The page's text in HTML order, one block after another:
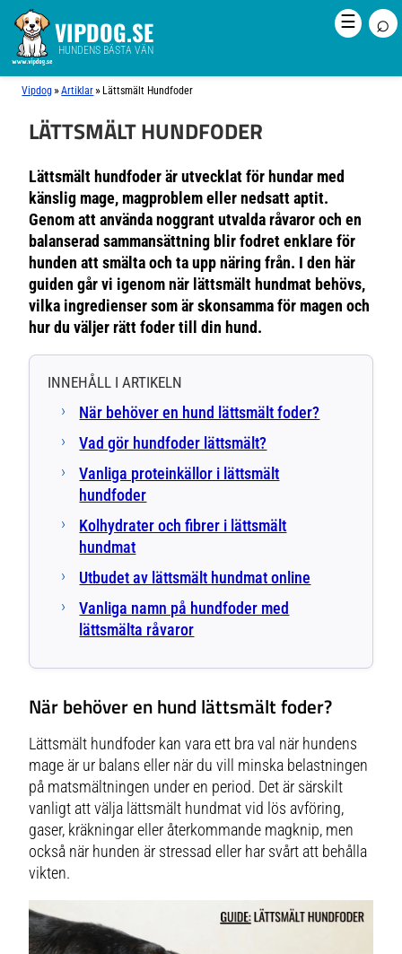
VIPDOG.SE
HUNDENS BÄSTA VÄN
☰ ⌕
Vipdog »Artiklar » Lättsmält Hundfoder
LÄTTSMÄLT HUNDFODER
Lättsmält hundfoder är utvecklat för hundar med
känslig mage, magproblem eller nedsatt aptit.
Genom att använda noggrant utvalda råvaror och en
balanserad sammansättning blir fodret enklare för
hunden att smälta och ta upp näring från. I den här
guiden går vi igenom när lättsmält hundmat behövs,
vilka ingredienser som är skonsamma för magen och
hur du väljer rätt foder till din hund.
INNEHÅLL I ARTIKELN
När behöver en hund lättsmält foder?
Vad gör hundfoder lättsmält?
Vanliga proteinkällor i lättsmält
hundfoder
Kolhydrater och fibrer i lättsmält
hundmat
Utbudet av lättsmält hundmat online
Vanliga namn på hundfoder med
lättsmälta råvaror
När behöver en hund lättsmält foder?
Lättsmält hundfoder kan vara ett bra val när hundens
mage är ur balans eller när du vill minska belastningen
på matsmältningen under en period. Det är särskilt
vanligt att välja lättsmält hundmat vid lös avföring,
gaser, kräkningar eller återkommande magknip, men
också när hunden är stressad eller har svårt att behålla
vikten.